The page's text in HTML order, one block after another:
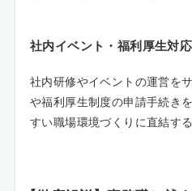
社内イベント・福利厚生対応
社内研修やイベントの運営を
や福利厚生制度の申請手続き
すい職場環境づくりに直結する